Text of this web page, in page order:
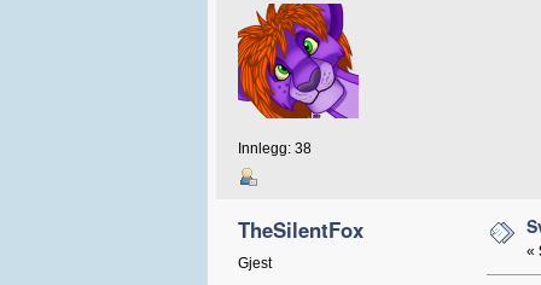
Innlegg: 38
TheSilentFox
Gjest
«